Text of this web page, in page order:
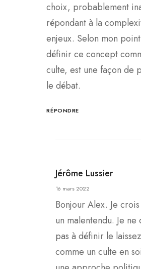
choix, probablement
répondant à la
enjeux. Selon mon
définir ce concept
culte, est une façon de
le débat.
RÉPONDRE
Jérôme Lussier
16 mars 2022
Bonjour Alex. Je crois
un malentendu. Je ne
pas à définir le
comme un culte en